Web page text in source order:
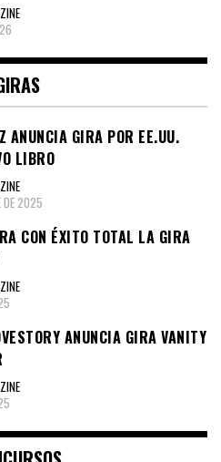
ANUNCIA GIRA POR EE.UU.
LIBRO
DE 2025
CON ÉXITO TOTAL LA GIRA
ANUNCIA GIRA VANITY